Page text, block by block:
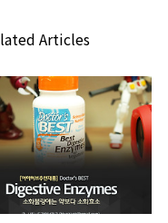
Articles